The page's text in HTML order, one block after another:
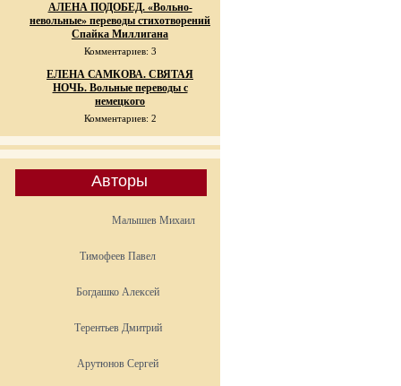
АЛЕНА ПОДОБЕД. «Вольно-
невольные» переводы стихотворений
Спайка Миллигана
Комментариев: 3
ЕЛЕНА САМКОВА. СВЯТАЯ
НОЧЬ. Вольные переводы с
немецкого
Комментариев: 2
Авторы
Малышев Михаил
Тимофеев Павел
Богдашко Алексей
Терентьев Дмитрий
Арутюнов Сергей